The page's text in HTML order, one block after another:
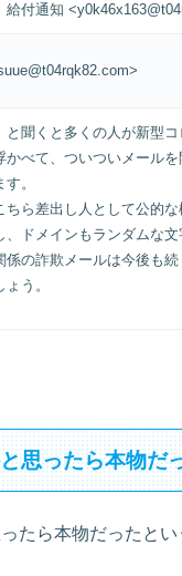
給付通知
と聞くと多くの人が新型
かべて、ついついメール
。
ちら差出し人として公的な
、ドメインもランダムな文
係の詐欺メールは今後も
う。
思ったら本物だ
たら本物だったとい